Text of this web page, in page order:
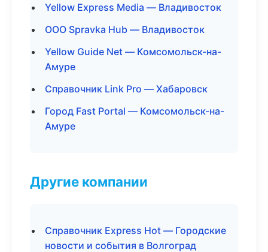
Yellow Express Media — Владивосток
ООО Spravka Hub — Владивосток
Yellow Guide Net — Комсомольск-на-
Амуре
Справочник Link Pro — Хабаровск
Город Fast Portal — Комсомольск-на-
Амуре
Другие компании
Справочник Express Hot — Городские
новости и события в Волгоград